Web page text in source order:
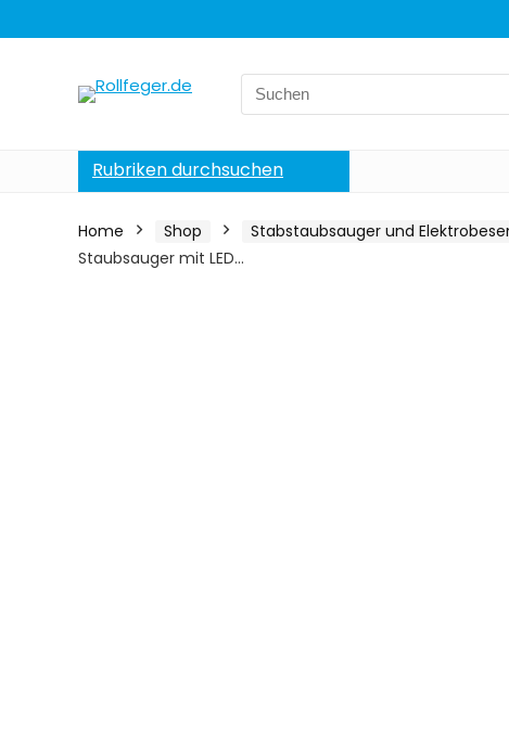
Search
for:
Rubriken durchsuchen
Home Shop Stabstaubsauger und
Staubsauger mit LED…